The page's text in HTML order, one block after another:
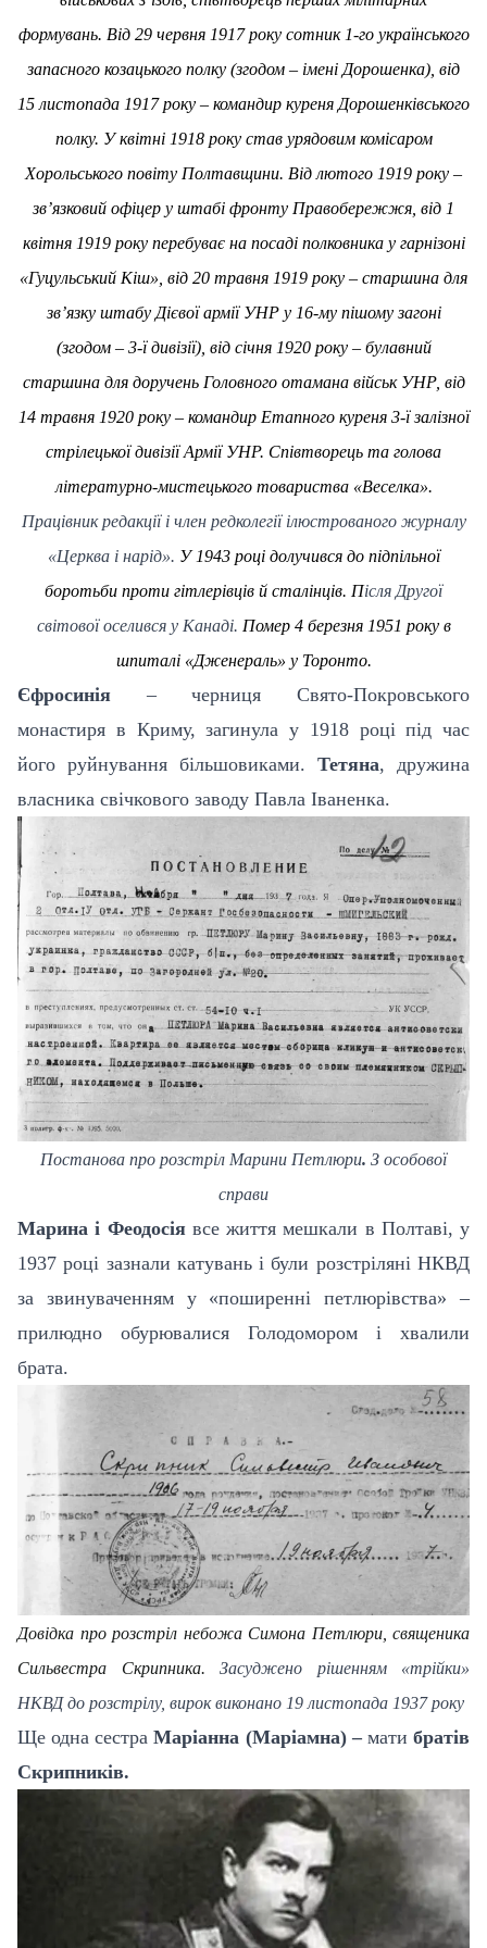
формувань. Від 29 червня 1917 року сотник 1-го українського
запасного козацького полку (згодом – імені Дорошенка), від
15 листопада 1917 року – командир куреня Дорошенківського
полку. У квітні 1918 року став урядовим комісаром
Хорольського повіту Полтавщини. Від лютого 1919 року –
зв’язковий офіцер у штабі фронту Правобережжя, від 1
квітня 1919 року перебуває на посаді полковника у гарнізоні
«Гуцульський Кіш», від 20 травня 1919 року – старшина для
зв’язку штабу Дієвої армії УНР у 16-му пішому загоні
(згодом – 3-ї дивізії), від січня 1920 року – булавний
старшина для доручень Головного отамана військ УНР, від
14 травня 1920 року – командир Етапного куреня 3-ї залізної
стрілецької дивізії Армії УНР. Cпівтворець та голова
літературно-мистецького товариства «Веселка».
Працівник редакції і член редколегії ілюстрованого журналу
«Церква і нарід». У 1943 році долучився до підпільної
боротьби проти гітлерівців й сталінців. Після Другої
світової оселився у Канаді. Помер 4 березня 1951 року в
шпиталі «Дженераль» у Торонто.
Єфросинія
– черниця Свято-Покровського
монастиря в Криму, загинула у 1918 році під час
його руйнування більшовиками. Тетяна, дружина
власника свічкового заводу Павла Іваненка.
Постанова про розстріл Марини Петлюри. З особової
справи
Марина і Феодосіявсе життя мешкали в Полтаві, у
1937 році зазнали катувань і були розстріляні НКВД
за звинуваченням у «поширенні петлюрівства» –
прилюдно обурювалися Голодомором і хвалили
брата.
Довідка про розстріл небожа Симона Петлюри, священика
Сильвестра Скрипника. Засуджено рішенням «трійки»
НКВД до розстрілу, вирок виконано 19 листопада 1937 року
Ще одна сестраМаріанна (Маріамна) – матибратів
Скрипників.